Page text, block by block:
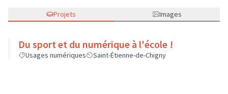
Projets Images
Du sport et du numérique à l'école !
Usages numériques Saint-Étienne-de-Chigny